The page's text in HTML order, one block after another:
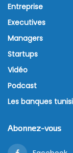
Entreprise
Executives
Managers
Startups
Vidéo
Podcast
Les banques
Abonnez-vous